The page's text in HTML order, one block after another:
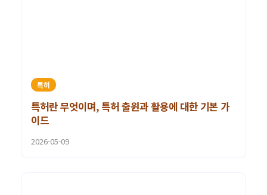
특허
특허란 무엇이며, 특허 출원과 활용에 대한 기본 가
이드
2026-05-09